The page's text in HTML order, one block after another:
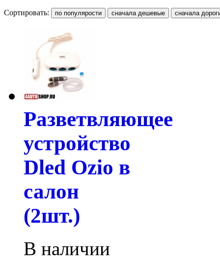
Сортировать:
Разветвляющее
устройство
Dled Ozio в
салон
(2шт.)
В наличии